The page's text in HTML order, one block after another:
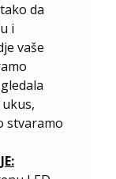
da
i
vaše
stvaramo